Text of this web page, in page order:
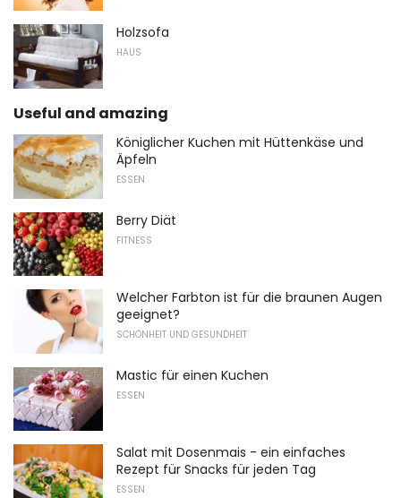
Holzsofa
HAUS
Useful and amazing
Königlicher Kuchen mit Hüttenkäse und
Äpfeln
ESSEN
Berry Diät
FITNESS
Welcher Farbton ist für die braunen Augen
geeignet?
SCHÖNHEIT UND GESUNDHEIT
Mastic für einen Kuchen
ESSEN
Salat mit Dosenmais - ein einfaches
Rezept für Snacks für jeden Tag
ESSEN